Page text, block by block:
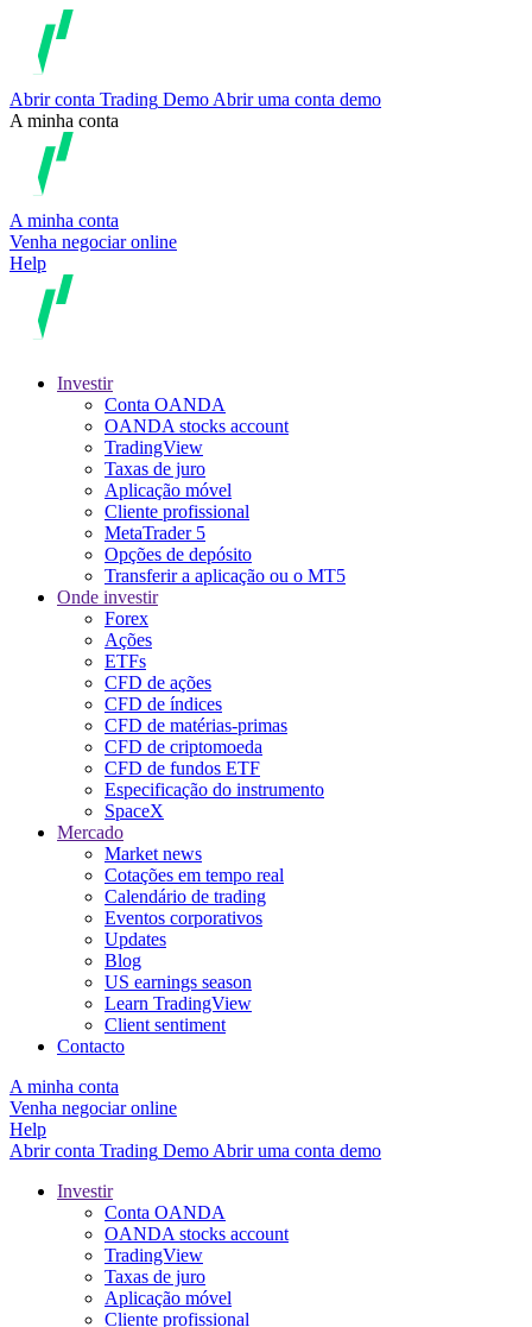
Abrir conta Trading Demo Abrir uma conta demo
A minha conta
A minha conta
Venha negociar online
Help
Investir
Conta OANDA
OANDA stocks account
TradingView
Taxas de juro
Aplicação móvel
Cliente profissional
MetaTrader 5
Opções de depósito
Transferir a aplicação ou o MT5
Onde investir
Forex
Ações
ETFs
CFD de ações
CFD de índices
CFD de matérias-primas
CFD de criptomoeda
CFD de fundos ETF
Especificação do instrumento
SpaceX
Mercado
Market news
Cotações em tempo real
Calendário de trading
Eventos corporativos
Updates
Blog
US earnings season
Learn TradingView
Client sentiment
Contacto
A minha conta
Venha negociar online
Help
Abrir conta Trading Demo Abrir uma conta demo
Investir
Conta OANDA
OANDA stocks account
TradingView
Taxas de juro
Aplicação móvel
Cliente profissional